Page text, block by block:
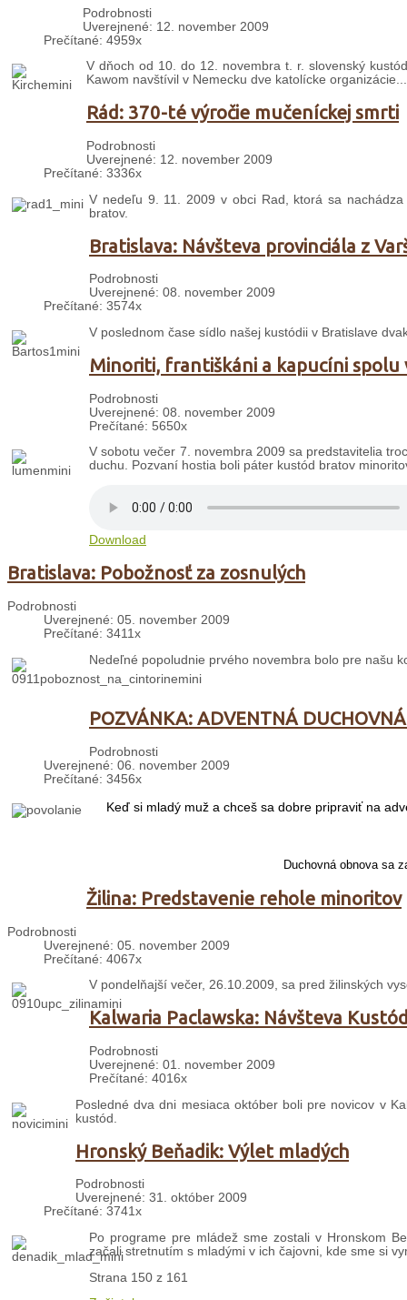
Podrobnosti
Uverejnené: 12. november 2009
Prečítané: 4959x
V dňoch od 10. do 12. novembra t. r. slovenský
Kawom navštívil v Nemecku dve katolícke organizácie...
Rád: 370-té výročie mučeníckej smrti
Podrobnosti
Uverejnené: 12. november 2009
Prečítané: 3336x
V nedeľu 9. 11. 2009 v obci Rad, ktorá sa
bratov.
Bratislava: Návšteva provinciála z
Podrobnosti
Uverejnené: 08. november 2009
Prečítané: 3574x
V poslednom čase sídlo našej kustódii v Bratislave
Minoriti, františkáni a kapucíni spolu
Podrobnosti
Uverejnené: 08. november 2009
Prečítané: 5650x
V sobotu večer 7. novembra 2009 sa predstavitelia
duchu. Pozvaní hostia boli páter kustód bratov
Download
Bratislava: Pobožnosť za zosnulých
Podrobnosti
Uverejnené: 05. november 2009
Prečítané: 3411x
Nedeľné popoludnie prvého novembra bolo pre našu
POZVÁNKA: ADVENTNÁ
Podrobnosti
Uverejnené: 06. november 2009
Prečítané: 3456x
Keď si mladý muž a chceš sa dobre pripraviť na
Duchovná obnova sa
Žilina: Predstavenie rehole minoritov
Podrobnosti
Uverejnené: 05. november 2009
Prečítané: 4067x
V pondelňajší večer, 26.10.2009, sa pred žilinských
Kalwaria Paclawska: Návšteva
Podrobnosti
Uverejnené: 01. november 2009
Prečítané: 4016x
Posledné dva dni mesiaca október boli pre novicov v
kustód.
Hronský Beňadik: Výlet mladých
Podrobnosti
Uverejnené: 31. október 2009
Prečítané: 3741x
Po programe pre mládež sme zostali v Hronskom
začali stretnutím s mladými v ich čajovni, kde sme si
Strana 150 z 161